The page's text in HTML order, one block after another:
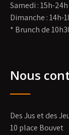
Samedi : 15h-24h
Dimanche : 14h-
* Brunch de
Nous
Des Jus et des
10 place Bouvet